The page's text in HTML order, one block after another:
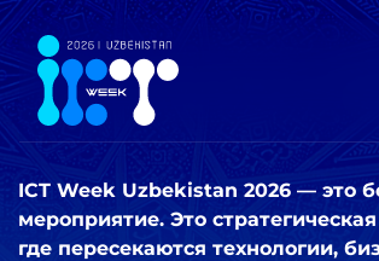
ICT Week Uzbekistan 2026 — это
мероприятие. Это
где пересекаются технологии,